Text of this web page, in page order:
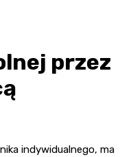
przez
indywidualnego, ma